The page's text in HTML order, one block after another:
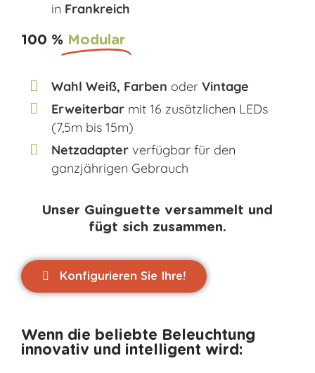
in Frankreich
100 % Modular
Wahl Weiß, Farben oderVintage
Erweiterbar mit 16 zusätzlichen LEDs
(7,5m bis 15m)
Netzadapter verfügbar für den
ganzjährigen Gebrauch
Unser Guinguette versammelt und
fügt sich zusammen.
Konfigurieren Sie Ihre!
Wenn die beliebte Beleuchtung
innovativ und intelligent wird: